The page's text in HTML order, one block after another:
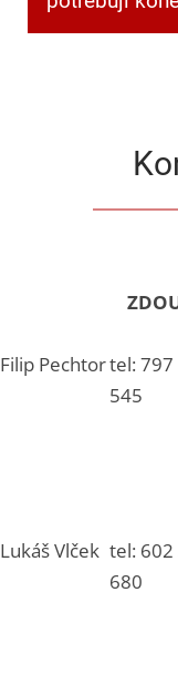
Filip Pechtortel: 797
545
Lukáš Vlček tel: 602
680